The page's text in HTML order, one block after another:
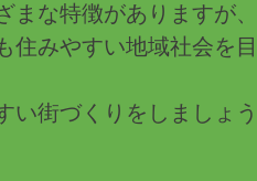
まな特徴がありますが
住みやすい地域社会を
い街づくりをしましょう